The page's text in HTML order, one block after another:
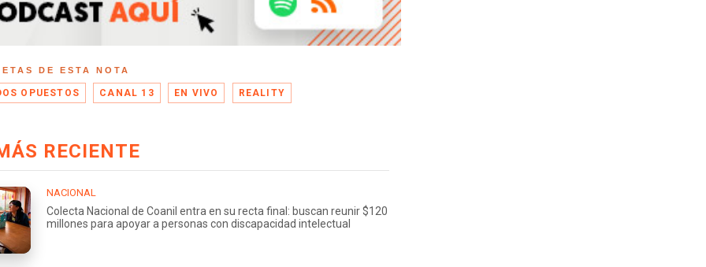
DE ESTA NOTA
OPUESTOS CANAL 13 EN VIVO REALITY
RECIENTE
NACIONAL
Colecta Nacional de Coanil entra en su recta final: buscan reunir $120
millones para apoyar a personas con discapacidad intelectual